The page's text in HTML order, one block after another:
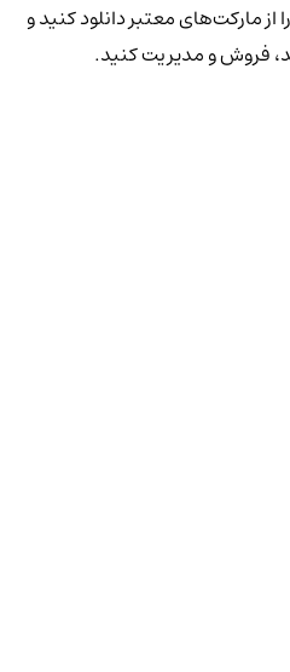
مارکت‌های معتبر دانلود کنید و
فروش و مدیریت کنید.